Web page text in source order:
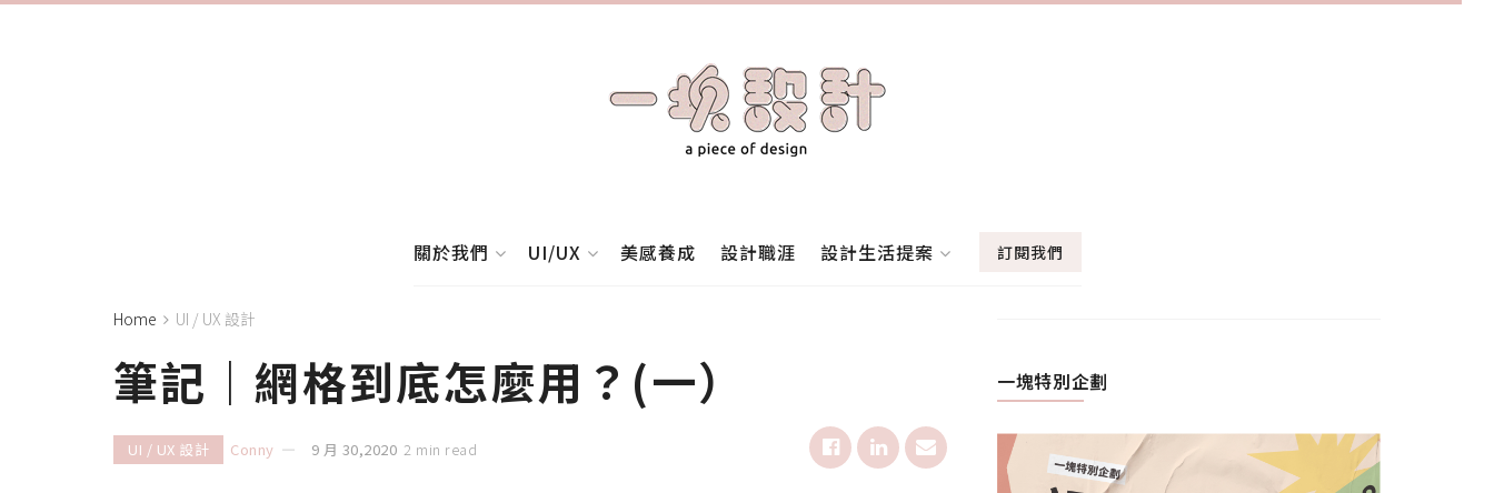
關於我們 UI/UX 美感養成 設計職涯 設計生活提案 訂閱我們
Home UI / UX 設計
筆記｜網格到底怎麼用？(一）
UI / UX 設計 Conny 9 月 30,2020 2 min read
一塊特別企劃